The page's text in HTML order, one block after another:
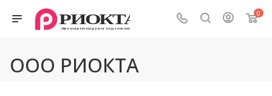
0
ООО РИОКТА